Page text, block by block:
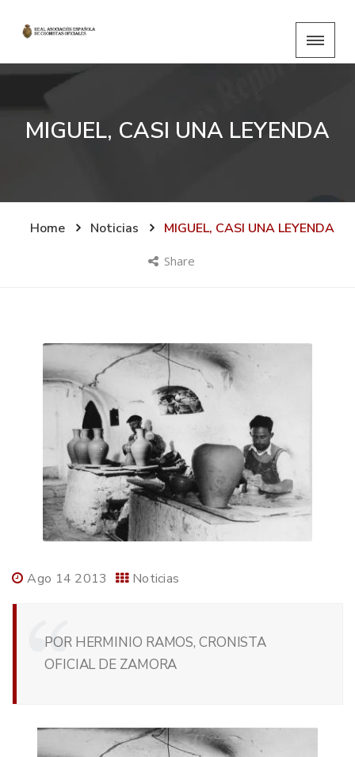
MIGUEL, CASI UNA LEYENDA
Home Noticias MIGUEL, CASI UNA LEYENDA
Share
Ago 14 2013 Noticias
POR HERMINIO RAMOS, CRONISTA
OFICIAL DE ZAMORA